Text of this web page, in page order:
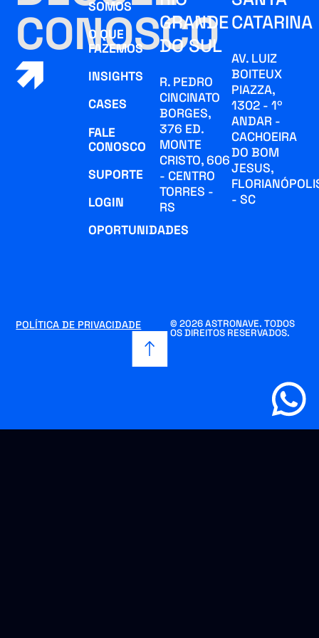
CONOSCO
SOMOS
O QUE
FAZEMOS
INSIGHTS
CASES
FALE
CONOSCO
SUPORTE
LOGIN
OPORTUNIDADES
GRANDE
DO SUL
R. PEDRO
CINCINATO
BORGES,
376 ED.
MONTE
CRISTO, 606
- CENTRO
TORRES -
RS
CATARINA
AV. LUIZ
BOITEUX
PIAZZA,
1302 - 1º
ANDAR -
CACHOEIRA
DO BOM
JESUS,
- SC
© 2026 ASTRONAVE. TODOS
OS DIREITOS RESERVADOS.
POLÍTICA DE PRIVACIDADE